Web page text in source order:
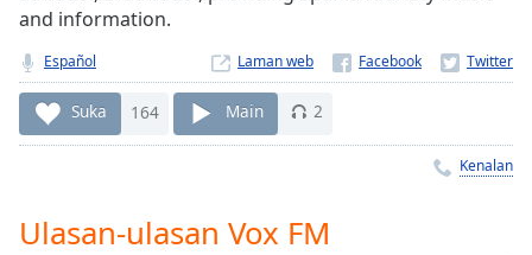
Remaining
Time-
1x
Chapters
and information.
Español Laman web
Suka 164 Main 2
Kenalan
Ulasan-ulasan Vox FM